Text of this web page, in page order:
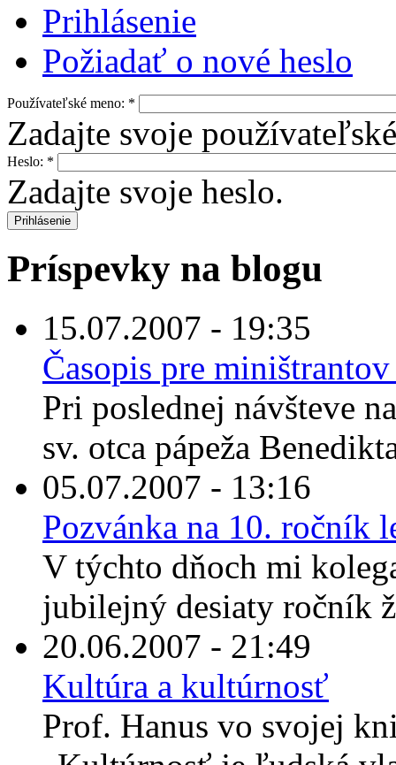
Prihlásenie
Požiadať o nové heslo
Používateľské meno: *
Zadajte svoje
Heslo: *
Zadajte svoje heslo.
Príspevky na blogu
15.07.2007 - 19:35
Časopis pre
Pri poslednej návšteve
sv. otca pápeža
05.07.2007 - 13:16
Pozvánka na 10. ročník
V týchto dňoch mi
jubilejný desiaty ročník
20.06.2007 - 21:49
Kultúra a kultúrnosť
Prof. Hanus vo svojej